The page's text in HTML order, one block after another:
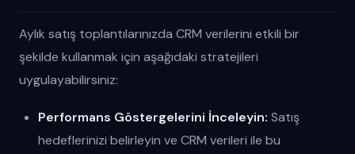
Aylık satış toplantılarınızda CRM verilerini etkili bir
şekilde kullanmak için aşağıdaki stratejileri
uygulayabilirsiniz:
Performans Göstergelerini İnceleyin: Satış
hedeflerinizi belirleyin ve CRM verileri ile bu